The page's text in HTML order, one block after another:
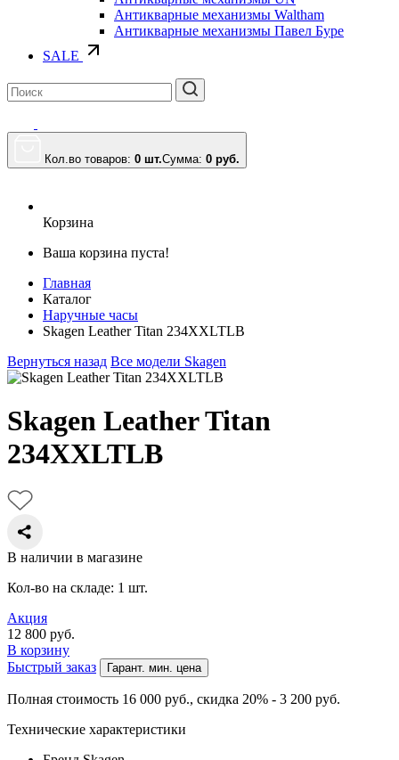
Антикварные механизмы Waltham
Антикварные механизмы Павел Буре
SALE
Кол.во товаров: 0 шт.Сумма: 0 руб.
Корзина
Ваша корзина пуста!
Главная
Каталог
Наручные часы
Skagen Leather Titan 234XXLTLB
Вернуться назад Все модели Skagen
Skagen Leather Titan
234XXLTLB
В наличии в магазине
Кол-во на складе: 1 шт.
Акция
12 800 руб.
В корзину
Быстрый заказ
Гарант. мин. цена
Полная стоимость 16 000 руб., скидка 20% - 3 200 руб.
Технические характеристики